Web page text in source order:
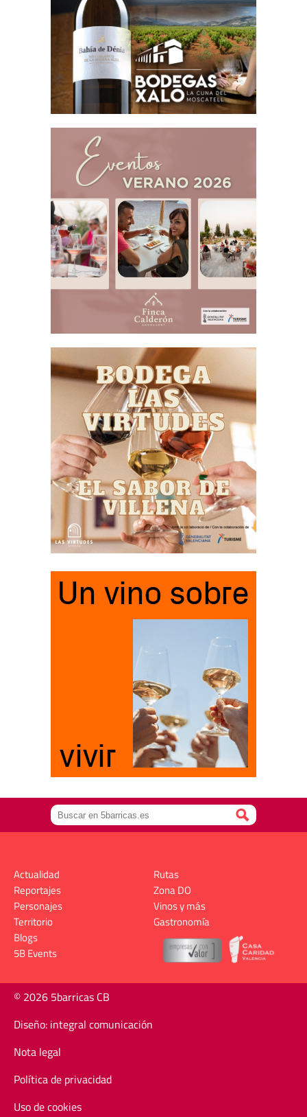
Actualidad
Reportajes
Personajes
Territorio
Rutas
Zona DO
Vinos y más
Gastronomía
Blogs
5B Events
© 2026 5barricas CB
Diseño: integral comunicación
Nota legal
Política de privacidad
Uso de cookies